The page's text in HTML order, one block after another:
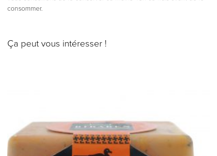
consommer.
Ça peut vous intéresser !